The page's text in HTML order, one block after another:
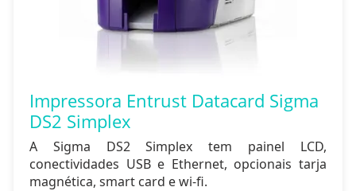
Impressora Entrust Datacard Sigma
DS2 Simplex
A Sigma DS2 Simplex tem painel LCD,
conectividades USB e Ethernet, opcionais tarja
magnética, smart card e wi-fi.